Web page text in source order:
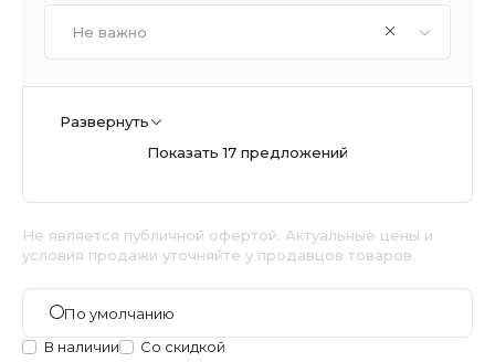
Не важно
Развернуть
Показать 17 предложений
Не является публичной офертой. Актуальные цены и
условия продажи уточняйте у продавцов товаров.
По умолчанию
В наличии
Со скидкой